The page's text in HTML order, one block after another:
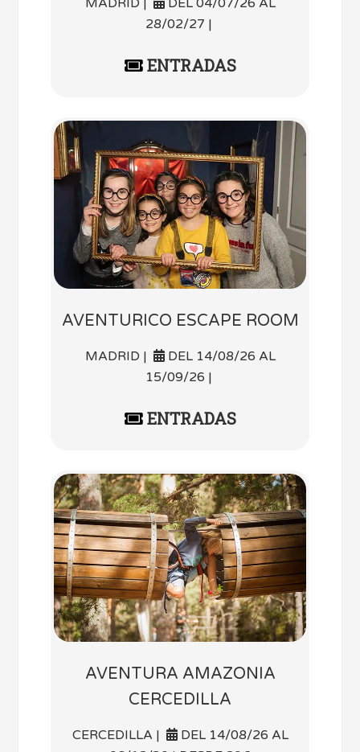
MADRID |
DEL 04/07/26 AL
28/02/27 |
ENTRADAS
AVENTURICO ESCAPE ROOM
MADRID |
DEL 14/08/26 AL
15/09/26 |
ENTRADAS
AVENTURA AMAZONIA
CERCEDILLA
CERCEDILLA |
DEL 14/08/26 AL